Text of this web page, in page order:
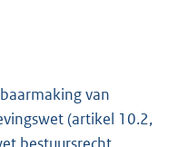
van
(artikel 10.2,